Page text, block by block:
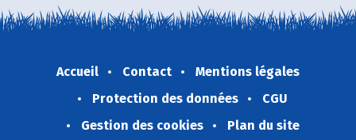
Accueil Contact
Mentions légales
Protection des données
CGU
Gestion des cookies
Plan du site